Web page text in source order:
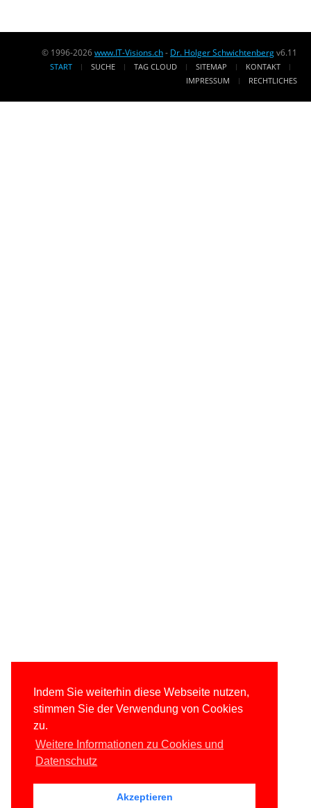
Indem Sie weiterhin diese Webseite nutzen,
stimmen Sie der Verwendung von Cookies
zu.
Weitere Informationen zu Cookies und
Datenschutz
Akzeptieren
© 1996-2026www.IT-Visions.ch- Dr. Holger Schwichtenbergv6.11
START SUCHE TAG CLOUD SITEMAP
KONTAKT
IMPRESSUM
RECHTLICHES